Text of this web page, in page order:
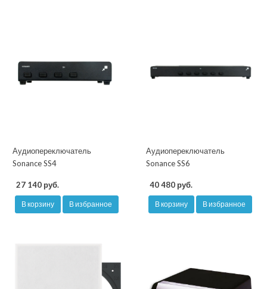
Аудиопереключатель
Sonance SS4
27 140 руб.
В корзину В избранное
Аудиопереключатель
Sonance SS6
40 480 руб.
В корзину В избранное